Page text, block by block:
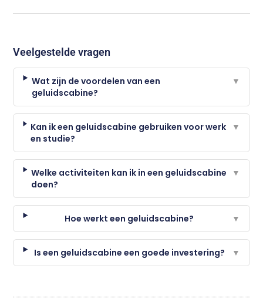
Veelgestelde vragen
Wat zijn de voordelen van een
geluidscabine?
▼
Kan ik een geluidscabine gebruiken voor werk
en studie?
▼
Welke activiteiten kan ik in een geluidscabine
doen?
▼
Hoe werkt een geluidscabine? ▼
Is een geluidscabine een goede investering? ▼